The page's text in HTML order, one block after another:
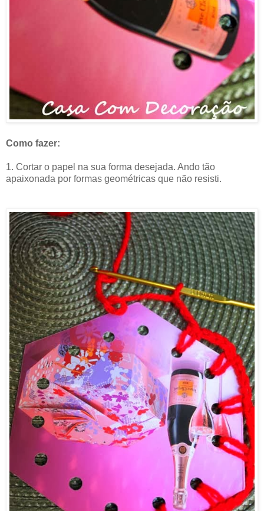
Como fazer:
1. Cortar o papel na sua forma desejada. Ando tão
apaixonada por formas geométricas que não resisti.